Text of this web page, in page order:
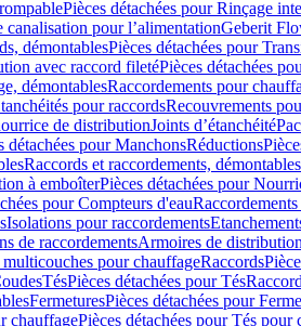
Pièces détachées pour Rinçage
canalisation pour l’alimentationGeberit
démontablesPièces détachées pour
avec raccord filetéPièces détachées
démontablesRaccordements pour
pour raccordsRecouvrements
de distributionJoints d’étanchéité
détachées pour ManchonsRéductions
Raccords et raccordements, démontables
à emboîterPièces détachées pour
pour Compteurs d'eau
Isolations pour raccordements
de raccordementsArmoires de distribution
multicouches pour chauffageRaccords
TésPièces détachées pour Tés
FermeturesPièces détachées pour
chauffagePièces détachées pour Tés pour